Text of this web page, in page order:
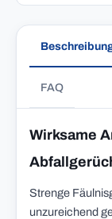
FAQ
Wirksame
Strenge
unzureichend